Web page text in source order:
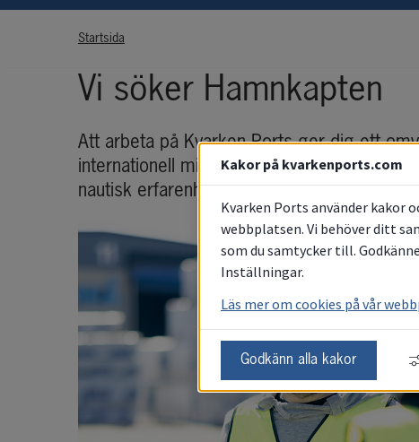
Startsida
Vi söker Hamnkapten
Att arbeta på Kvarken Ports ger dig ett
internationell miljö där det händer saker
nautisk erfarenhet? Då är du den
Kakor på kvarkenports.com
Kvarken Ports använder kakor
webbplatsen. Vi behöver ditt
som du samtycker till.
Inställningar.
Läs mer om cookies på vår
Godkänn alla kakor